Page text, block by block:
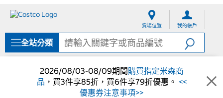
單
賣場位置 我的帳戶
全站分類
2026/08/03-08/09期間購買指定米森商
品 ，買3件享85折，買6件享79折優惠。 <<
優惠券注意事項>>